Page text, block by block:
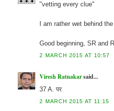
"vetting every clue"
I am rather wet behind
Good beginning, SR and
2 MARCH 2015 AT 10:57
Viresh Ratnakarsaid...
37 A. पर
2 MARCH 2015 AT 11:15